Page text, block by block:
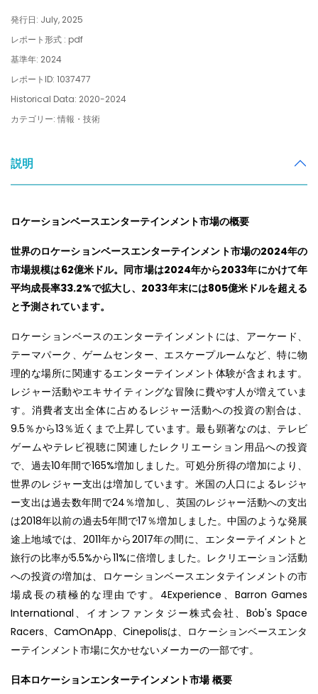
発行日: July, 2025
レポート形式 : pdf
基準年: 2024
レポートID: 1037477
Historical Data: 2020-2024
カテゴリー: 情報・技術
説明
ロケーションベースエンターテインメント市場の概要
世界のロケーションベースエンターテインメント市場の2024年の
市場規模は62億米ドル。同市場は2024年から2033年にかけて年
平均成長率33.2%で拡大し、2033年末には805億米ドルを超える
と予測されています。
ロケーションベースのエンターテインメントには、アーケード、
テーマパーク、ゲームセンター、エスケープルームなど、特に物
理的な場所に関連するエンターテインメント体験が含まれます。
レジャー活動やエキサイティングな冒険に費やす人が増えていま
す。消費者支出全体に占めるレジャー活動への投資の割合は、
9.5％から13％近くまで上昇しています。最も顕著なのは、テレビ
ゲームやテレビ視聴に関連したレクリエーション用品への投資
で、過去10年間で165%増加しました。可処分所得の増加により、
世界のレジャー支出は増加しています。米国の人口によるレジャ
ー支出は過去数年間で24％増加し、英国のレジャー活動への支出
は2018年以前の過去5年間で17％増加しました。中国のような発展
途上地域では、2011年から2017年の間に、エンターテイメントと
旅行の比率が5.5%から11%に倍増しました。レクリエーション活動
への投資の増加は、ロケーションベースエンタテインメントの市
場成長の積極的な理由です。4Experience、Barron Games
International、イオンファンタジー株式会社、Bob's Space
Racers、CamOnApp、Cinepolisは、ロケーションベースエンタ
ーテインメント市場に欠かせないメーカーの一部です。
日本ロケーションエンターテインメント市場 概要